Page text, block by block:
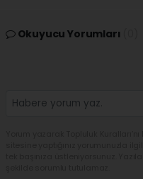
Okuyucu Yorumları